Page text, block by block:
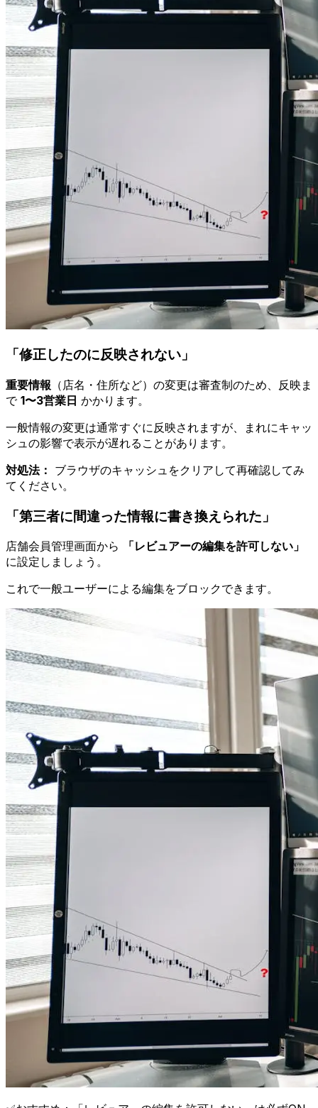
「修正したのに反映されない」
重要情報 （店名・住所など）の変更は審査制のため、反映ま
で 1〜3営業日 かかります。
一般情報の変更は通常すぐに反映されますが、まれにキャッ
シュの影響で表示が遅れることがあります。
対処法： ブラウザのキャッシュをクリアして再確認してみ
てください。
「第三者に間違った情報に書き換えられた」
店舗会員管理画面から
「レビュアーの編集を許可しない」
に設定しましょう。
これで一般ユーザーによる編集をブロックできます。